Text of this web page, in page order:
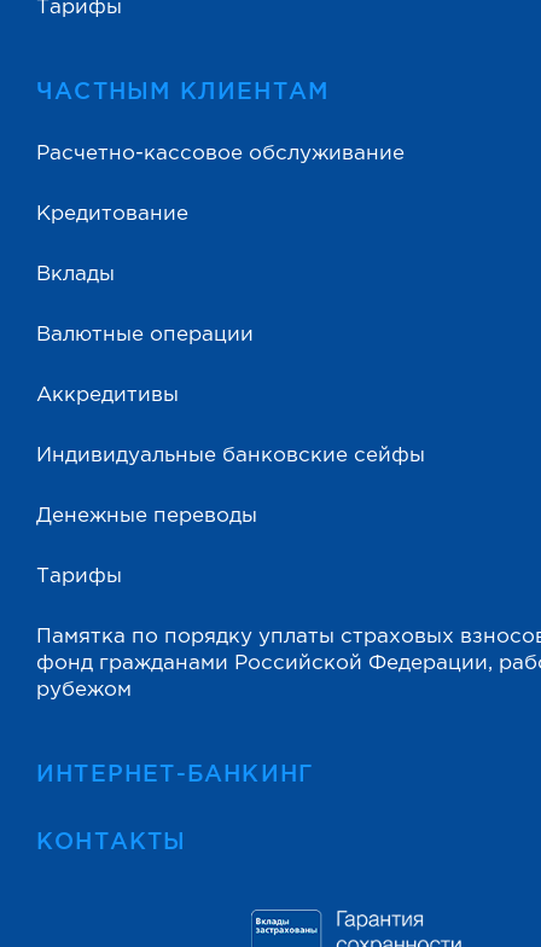
Тарифы
ЧАСТНЫМ КЛИЕНТАМ
Расчетно-кассовое обслуживание
Кредитование
Вклады
Валютные операции
Аккредитивы
Индивидуальные банковские сейфы
Денежные переводы
Тарифы
Памятка по порядку уплаты страховых
фонд гражданами Российской Федерации,
рубежом
ИНТЕРНЕТ-БАНКИНГ
КОНТАКТЫ